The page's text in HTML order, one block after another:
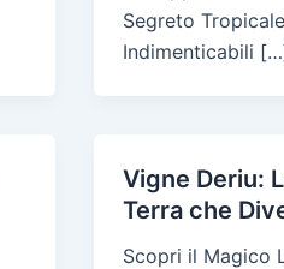
Segreto
Indimenticabili
Vigne Deriu:
Terra che
Scopri il Magico